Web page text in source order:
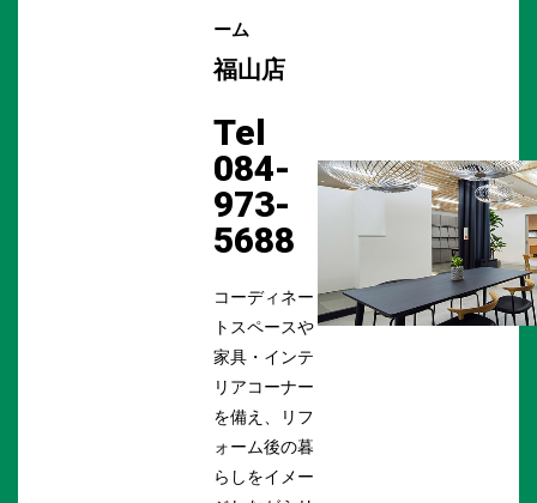
ーム
福山店
Tel
084-
973-
5688
コーディネー
トスペースや
家具・インテ
リアコーナー
を備え、リフ
ォーム後の暮
らしをイメー